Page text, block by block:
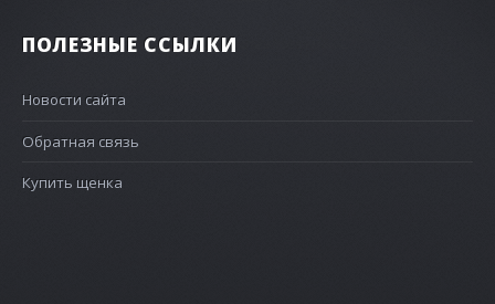
ПОЛЕЗНЫЕ ССЫЛКИ
Новости сайта
Обратная связь
Купить щенка